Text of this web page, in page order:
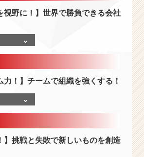
テ
新
な
価
ー
ム
視野に！】世界で勝負できる会社
力！】チームで組織を強くする！
】挑戦と失敗で新しいものを創造